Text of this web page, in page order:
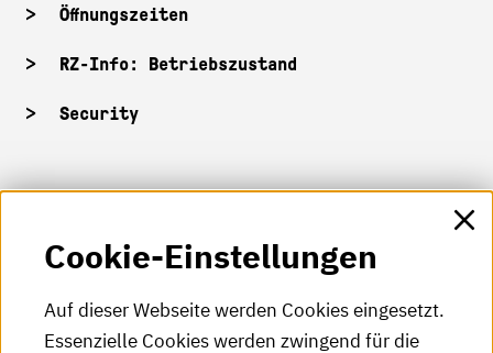
Öffnungszeiten
RZ-Info: Betriebszustand
Security
HKA-Shop
HKA-Videos
HKA-Podcast
HKA-Publikationen
Cookie-Einstellungen
Auf dieser Webseite werden Cookies eingesetzt.
Essenzielle Cookies werden zwingend für die